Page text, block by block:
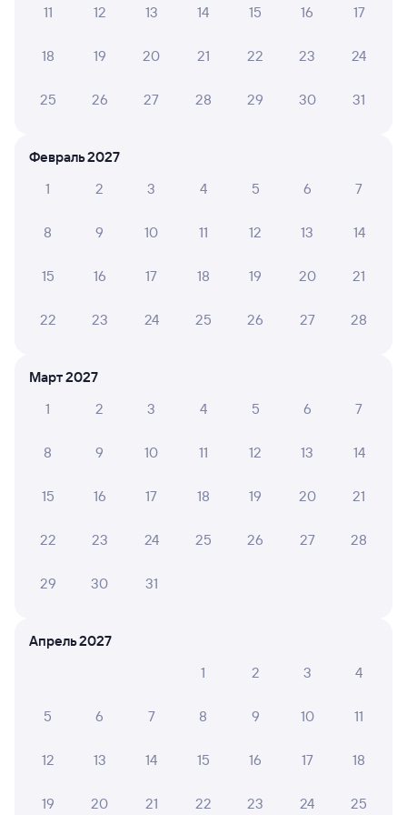
Отели
Билеты на поезд до Каменки
11 12 13 14 15 16 17
18 19 20 21 22 23 24
25 26 27 28 29 30 31
Февраль 2027
1
2 3 4 5 6 7
8 9 10 11 12 13 14
15 16 17 18 19 20 21
22 23 24 25 26 27 28
Март 2027
1
2 3 4 5 6 7
8 9 10 11 12 13 14
15 16 17 18 19 20 21
22 23 24 25 26 27 28
29 30 31
Апрель 2027
1
2 3 4
5 6 7 8 9 10 11
12 13 14 15 16 17 18
19 20 21 22 23 24 25